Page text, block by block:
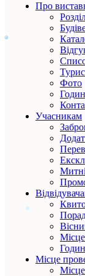
Про
Фото
Учасникам
Місце